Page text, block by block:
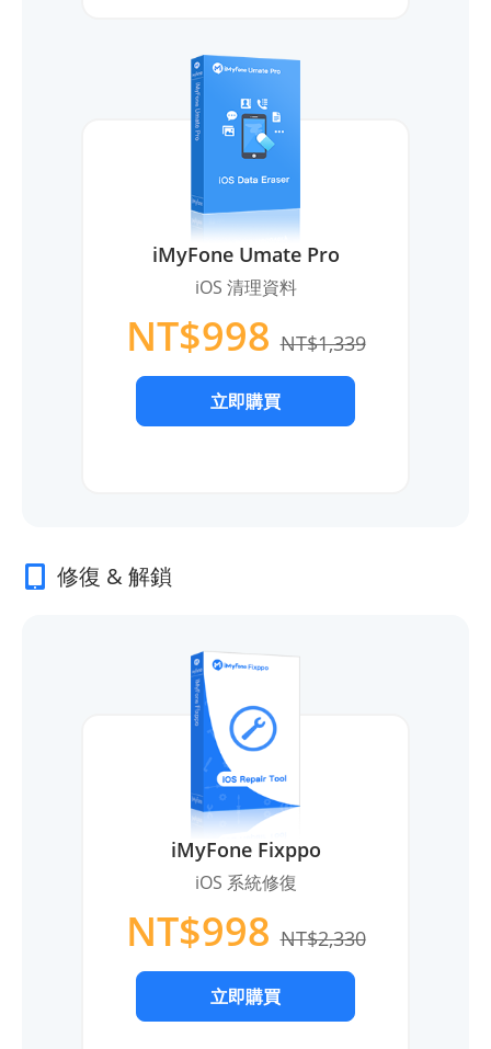
iMyFone Umate Pro
iOS 清理資料
NT$998 NT$1,339
立即購買
修復 & 解鎖
iMyFone Fixppo
iOS 系統修復
NT$998 NT$2,330
立即購買